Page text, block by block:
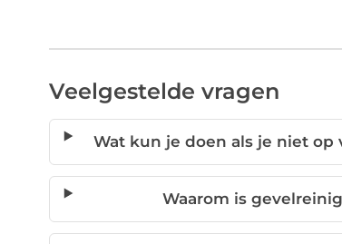
Veelgestelde vragen
Wat kun je doen als je niet
Waarom is